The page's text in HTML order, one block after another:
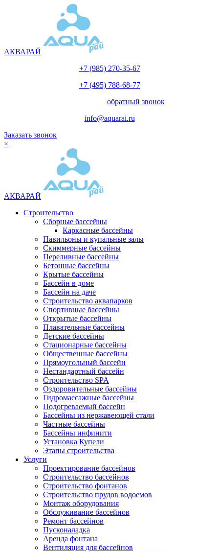
АКВАРАЙ
+7 (985) 270-35-67
+7 (495) 788-68-77
обратный звонок
info@aquarai.ru
Заказать звонок
×
АКВАРАЙ
Строительство
Сборные бассейны
Каркасные бассейны
Павильоны и купальные залы
Скиммерные бассейны
Переливные бассейны
Бетонные бассейны
Крытые бассейны
Бассейн в доме
Бассейн на даче
Строительство аквапарков
Спортивные бассейны
Открытые бассейны
Плавательные бассейны
Детские бассейны
Стационарные бассейны
Общественные бассейны
Прямоугольный бассейн
Нестандартный бассейн
Строительство SPA
Оздоровительные бассейны
Гидромассажные бассейны
Подогреваемый бассейн
Бассейны из нержавеющей стали
Частные бассейны
Бассейны инфинити
Установка Купели
Этапы строительства
Услуги
Проектирование бассейнов
Строительство бассейнов
Строительство фонтанов
Строительство прудов водоемов
Монтаж оборудования
Обслуживание бассейнов
Ремонт бассейнов
Пусконаладка
Аренда фонтана
Вентиляция для бассейнов